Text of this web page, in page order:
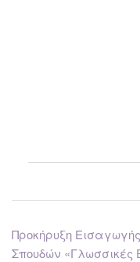
Προκήρυξη
Σπουδών «Γλωσσικές